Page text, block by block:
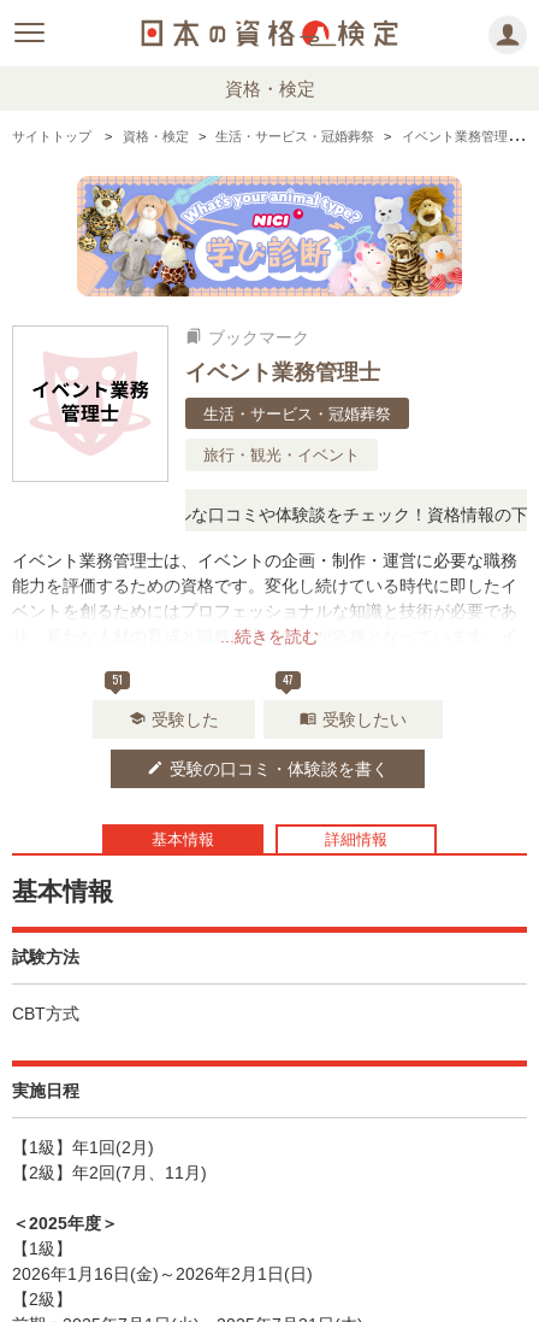
資格・検定
サイトトップ 資格・検定 生活・サービス・冠婚葬祭 イベント業務管理士の情報まとめ
bookmarks ブックマーク
イベント業務管理士
生活・サービス・冠婚葬祭
旅行・観光・イベント
に思ったら、リアルな口コミや体験談をチェック！資格情報の下か
...続きを読む
イベント業務管理士は、イベントの企画・制作・運営に必要な職務
能力を評価するための資格です。変化し続けている時代に即したイ
ベントを創るためにはプロフェッショナルな知識と技術が必要であ
り、新たな人材の育成と職務能力の向上が急務となっています。イ
51
school 受験した
47
menu_book 受験したい
edit 受験の口コミ・体験談を書く
基本情報 詳細情報
基本情報
試験方法
CBT方式
実施日程
【1級】年1回(2月)
【2級】年2回(7月、11月)
＜2025年度＞
【1級】
2026年1月16日(金)～2026年2月1日(日)
【2級】